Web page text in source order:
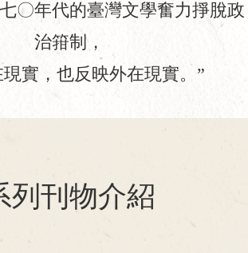
〇年代的臺灣文學奮力掙脫政
治箝制，
實，也反映外在現實。
列刊物介紹